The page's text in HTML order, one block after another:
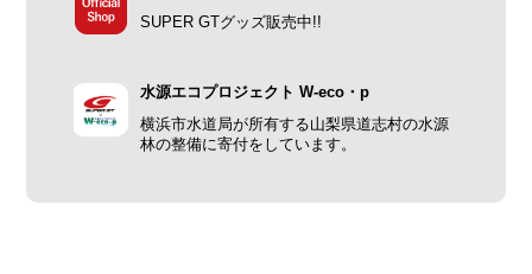
SUPER GTグッズ販売中!!
水源エコプロジェクト W-eco・p
横浜市水道局が所有する山梨県道志村の水源
林の整備に寄付をしています。